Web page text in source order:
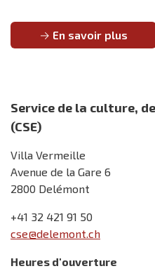
En savoir plus
Service de la culture,
(CSE)
Villa Vermeille
Avenue de la Gare 6
2800 Delémont
+41 32 421 91 50
cse@delemont.ch
Heures d'ouverture